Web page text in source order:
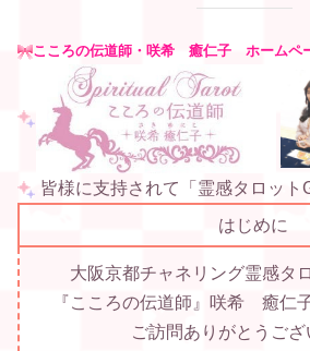
こころの伝道師・咲希 癒仁子 ホームペ
皆様に支持されて「霊感タロット
はじめに
大阪京都チャネリング霊感タ
『こころの伝道師』咲希 癒仁
ご訪問ありがとうござ